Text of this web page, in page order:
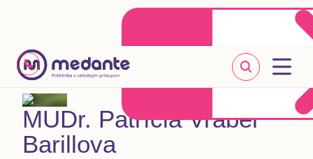
Klientske centrum
+421 2 20 302 303
MUDr. Patrícia Vrabeľ
Barillova